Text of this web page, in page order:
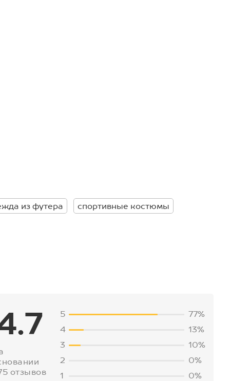
из футера спортивные костюмы
отзывов
5
77%
4
13%
3
10%
2
0%
1
0%